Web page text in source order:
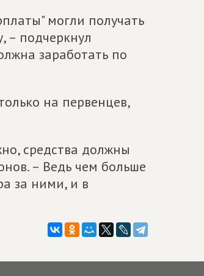
могли получать
– подчеркнул
заработать по
на первенцев,
средства должны
– Ведь чем больше
за ними, и в